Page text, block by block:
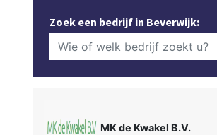
Zoek een bedrijf in Beverwijk:
MK de Kwakel B.V.